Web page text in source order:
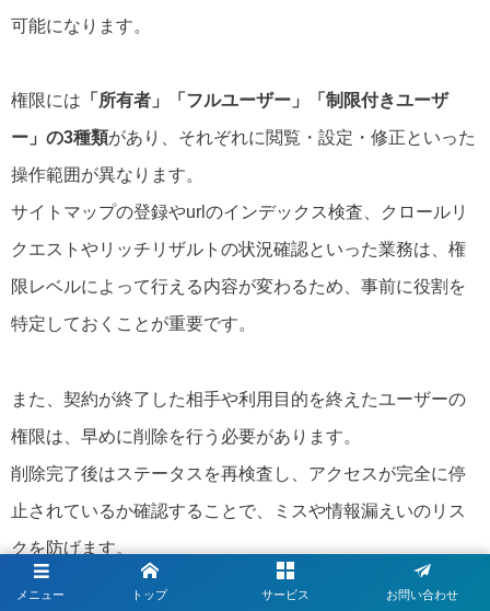
可能になります。
権限には 「所有者」「フルユーザー」「制限付きユーザ
ー」の3種類があり、それぞれに閲覧・設定・修正といった
操作範囲が異なります。
サイトマップの登録やurlのインデックス検査、クロールリ
クエストやリッチリザルトの状況確認といった業務は、権
限レベルによって行える内容が変わるため、事前に役割を
特定しておくことが重要です。
また、契約が終了した相手や利用目的を終えたユーザーの
権限は、早めに削除を行う必要があります。
削除完了後はステータスを再検査し、アクセスが完全に停
止されているか確認することで、ミスや情報漏えいのリス
クを防げます。
必要に応じて再審査リクエストやリンク否認の設定を見直
メニュー トップ サービス お問い合わせ